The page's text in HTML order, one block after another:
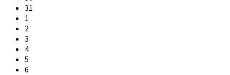
31
1
2
3
4
5
6